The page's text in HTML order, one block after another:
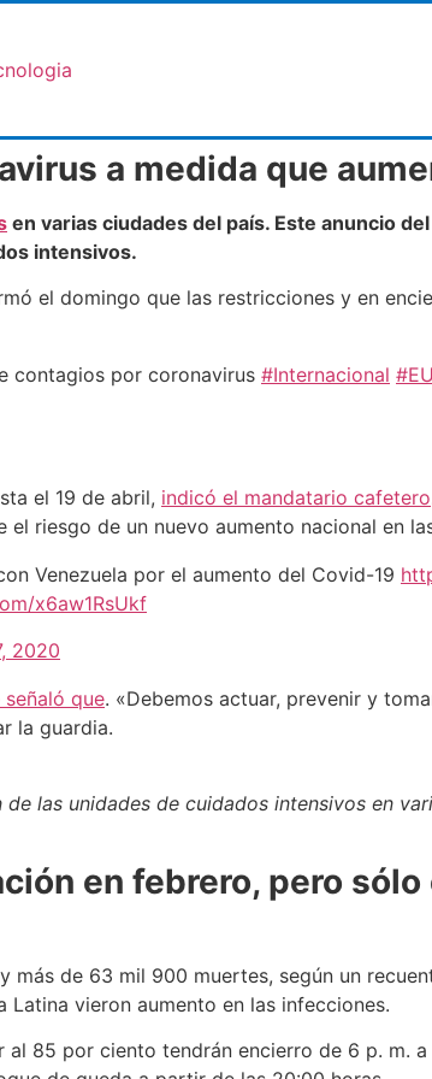
a medida que
en varias ciudades del país. Este anuncio
intensivos.
el domingo que las restricciones y en
contagios por coronavirus #Internacional
el 19 de abril, indicó el mandatario cafetero
riesgo de un nuevo aumento nacional en
Venezuela por el aumento del Covid-19
x6aw1RsUkf
2020
señaló que. «Debemos actuar, prevenir y
la guardia.
las unidades de cuidados intensivos en
en febrero, pero
y más de 63 mil 900 muertes, según un
vieron aumento en las infecciones.
85 por ciento tendrán encierro de 6 p. m.